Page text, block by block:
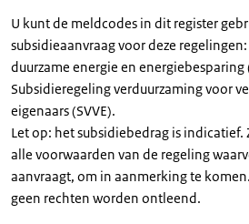
U kunt de meldcodes in dit register
subsidieaanvraag voor deze
duurzame energie en energiebesparing
Subsidieregeling verduurzaming voor
eigenaars (SVVE).
Let op: het subsidiebedrag is indicatief.
alle voorwaarden van de regeling
aanvraagt, om in aanmerking te
geen rechten worden ontleend.